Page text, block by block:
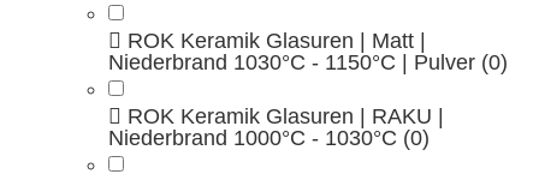
ROK Keramik Glasuren | Matt |
Niederbrand 1030°C - 1150°C | Pulver (0)
ROK Keramik Glasuren | RAKU |
Niederbrand 1000°C - 1030°C (0)